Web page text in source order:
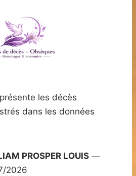
les décès
dans les données
PROSPER LOUIS —
2026